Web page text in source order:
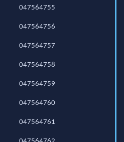
047564755
047564756
047564757
047564758
047564759
047564760
047564761